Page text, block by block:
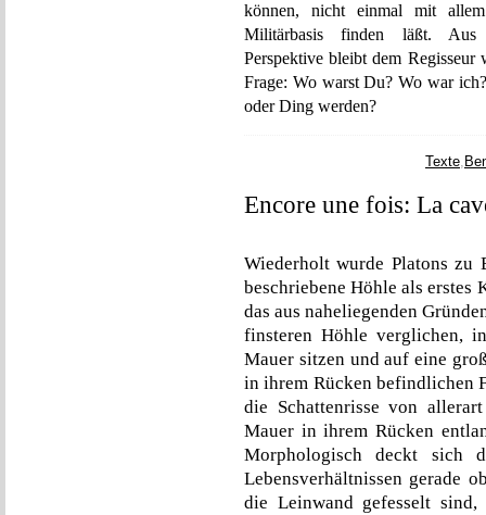
können, nicht einmal mit
Militärbasis finden läßt. Aus
Perspektive bleibt dem Regisseur
Frage: Wo warst Du? Wo war
oder Ding werden?
Texte,
Encore une fois: La
Wiederholt wurde Platons zu
beschriebene Höhle als erstes
das aus naheliegenden
finsteren Höhle verglichen,
Mauer sitzen und auf eine
in ihrem Rücken befindlichen
die Schattenrisse von allerart
Mauer in ihrem Rücken
Morphologisch deckt sich
Lebensverhältnissen gerade
die Leinwand gefesselt